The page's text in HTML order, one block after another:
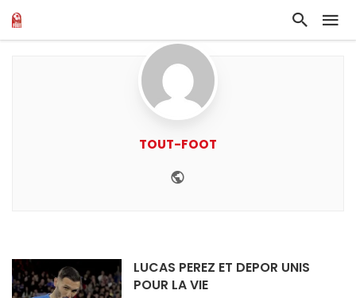
TOUT-FOOT
LUCAS PEREZ ET DEPOR UNIS
POUR LA VIE